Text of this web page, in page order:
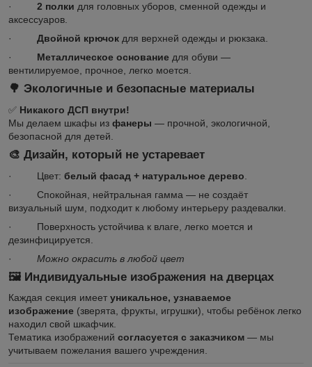
· 2 полки для головных уборов, сменной одежды и
аксессуаров.
· Двойной крючок для верхней одежды и рюкзака.
· Металлическое основание для обуви —
вентилируемое, прочное, легко моется.
🌳 Экологичные и безопасные материалы
✅ Никакого ДСП внутри!
Мы делаем шкафы из фанеры — прочной, экологичной,
безопасной для детей.
🎨 Дизайн, который не устаревает
· Цвет: белый фасад + натуральное дерево
· Спокойная, нейтральная гамма — не создаёт
визуальный шум, подходит к любому интерьеру раздевалки.
· Поверхность устойчива к влаге, легко моется и
дезинфицируется.
· Можно окрасить в любой цвет
🖼️ Индивидуальные изображения на дверцах
Каждая секция имеет уникальное, узнаваемое
изображение (зверята, фрукты, игрушки), чтобы ребёнок легко
находил свой шкафчик.
Тематика изображений согласуется с заказчиком — мы
учитываем пожелания вашего учреждения.